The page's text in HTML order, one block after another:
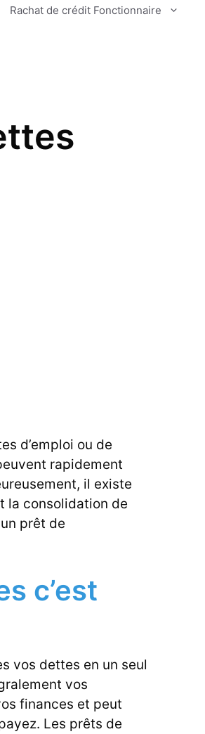
Rachat de crédit Fonctionnaire
d’emploi ou de
rapidement
il existe
la consolidation de
prêt de
c’est
vos dettes en un seul
vos
finances et peut
Les prêts de